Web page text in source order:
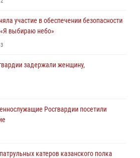
участие в обеспечении безопасности
выбираю небо»
3
задержали женщину,
Росгвардии посетили
катеров казанского полка